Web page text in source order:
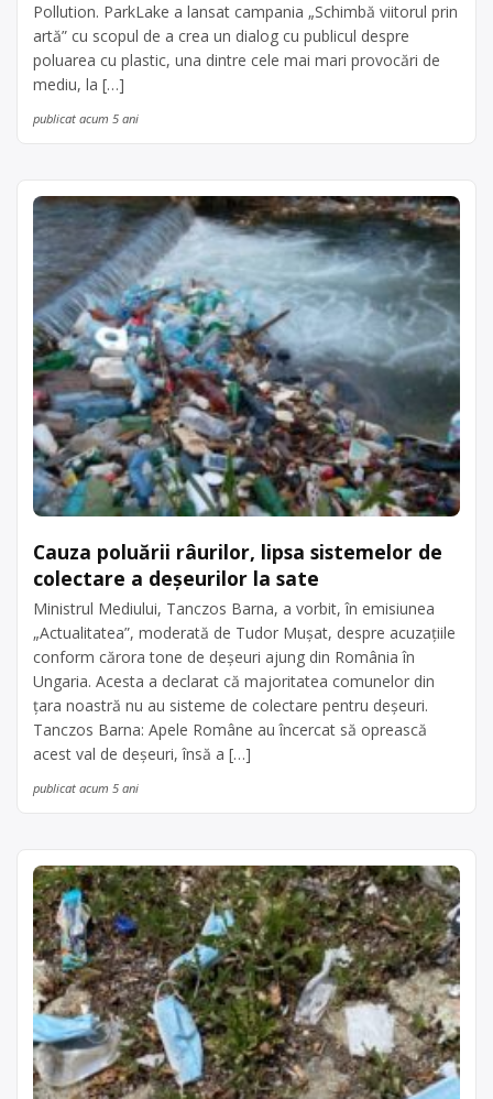
Pollution. ParkLake a lansat campania „Schimbă viitorul prin
artă” cu scopul de a crea un dialog cu publicul despre
poluarea cu plastic, una dintre cele mai mari provocări de
mediu, la […]
publicat acum 5 ani
Cauza poluării râurilor, lipsa sistemelor de
colectare a deșeurilor la sate
Ministrul Mediului, Tanczos Barna, a vorbit, în emisiunea
„Actualitatea”, moderată de Tudor Mușat, despre acuzațiile
conform cărora tone de deșeuri ajung din România în
Ungaria. Acesta a declarat că majoritatea comunelor din
țara noastră nu au sisteme de colectare pentru deșeuri.
Tanczos Barna: Apele Române au încercat să oprească
acest val de deșeuri, însă a […]
publicat acum 5 ani